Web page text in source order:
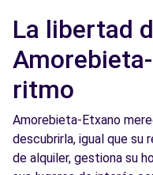
La libertad
ritmo
Amorebieta-Etxano
descubrirla, igual que su
de alquiler, gestiona su